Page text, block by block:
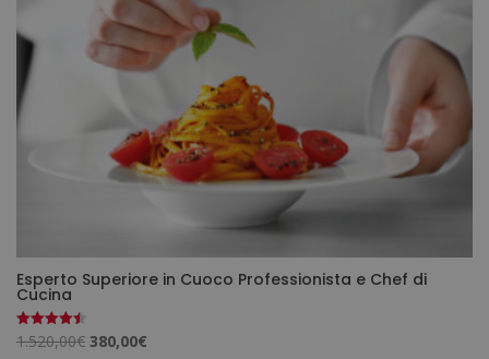
Esperto Superiore in Cuoco Professionista e Chef di
Cucina
Valutato
4.50
1.520,00€ Il
380,00€